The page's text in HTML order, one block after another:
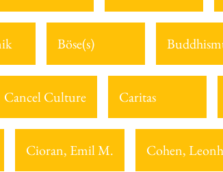
Böse(s)
Cancel Culture Caritas
Cioran, Emil M. Cohen,